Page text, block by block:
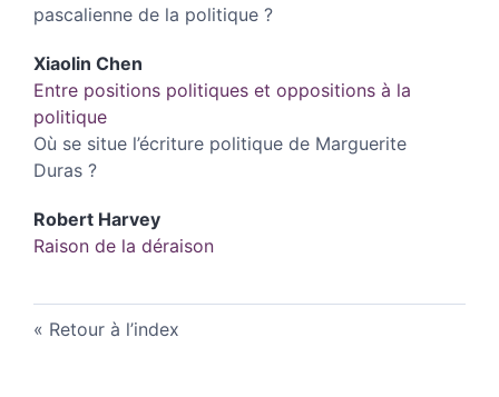
pascalienne de la politique ?
Xiaolin Chen
Entre positions politiques et oppositions à la
politique
Où se situe l’écriture politique de Marguerite
Duras ?
Robert Harvey
Raison de la déraison
Retour à l’index